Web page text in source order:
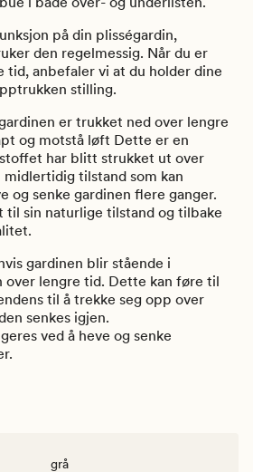
på din plisségardin,
den regelmessig. Når du er
tid, anbefaler vi at du holder dine
stilling.
er trukket ned over lengre
og motstå løft Dette er en
har blitt strukket ut over
tilstand som kan
og senke gardinen flere ganger.
sin naturlige tilstand og tilbake
gardinen blir stående i
over lengre tid. Dette kan føre til
til å trekke seg opp over
senkes igjen.
ved å heve og senke
grå